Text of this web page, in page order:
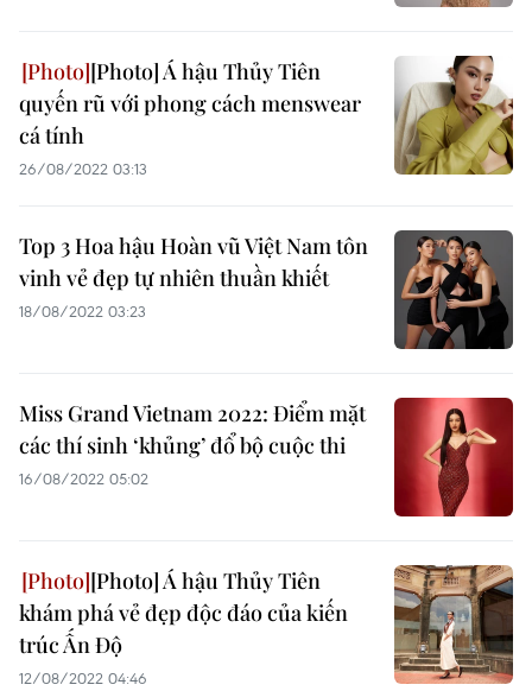
[Photo] Á hậu Thủy Tiên
quyến rũ với phong cách menswear
cá tính
26/08/2022 03:13
Top 3 Hoa hậu Hoàn vũ Việt Nam tôn
vinh vẻ đẹp tự nhiên thuần khiết
18/08/2022 03:23
Miss Grand Vietnam 2022: Điểm mặt
các thí sinh ‘khủng’ đổ bộ cuộc thi
16/08/2022 05:02
[Photo] Á hậu Thủy Tiên
khám phá vẻ đẹp độc đáo của kiến
trúc Ấn Độ
12/08/2022 04:46